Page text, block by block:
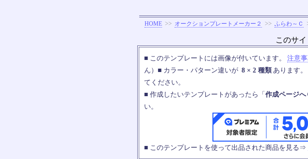
HOME >> オークションプレートメーカー２ >> ふらわ～Ｃ
このサ
■ このテンプレートには画像が付いています。 注意
ん）■ カラー・パターン違いが 8 × 2 種類 あります
てください。
■ 作成したいテンプレートがあったら「 作成ページへ
い。
■ このテンプレートを使って出品された商品を見る⇒